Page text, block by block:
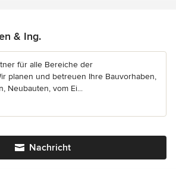
& Ing.
für alle Bereiche der
planen und betreuen Ihre Bauvorhaben,
Neubauten, vom Ei...
Nachricht